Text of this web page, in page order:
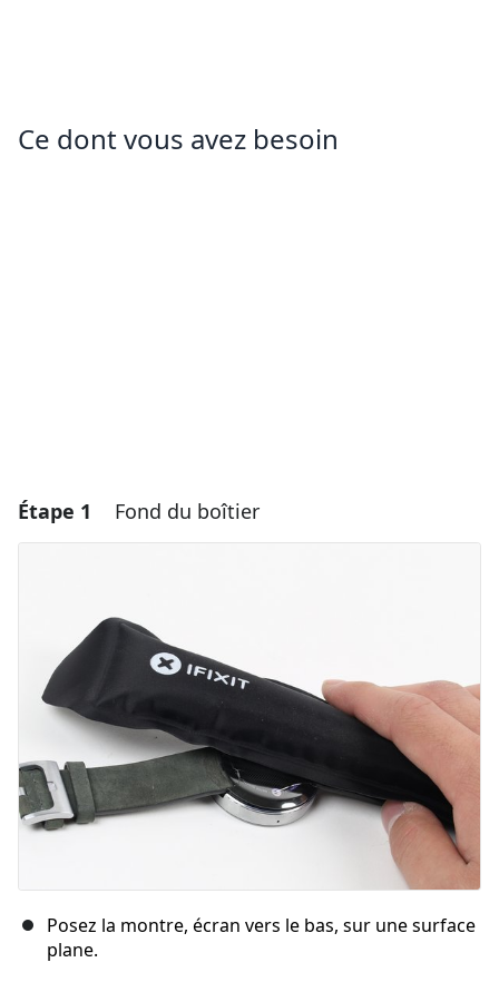
Ce dont vous avez besoin
Étape 1 Fond du boîtier
Posez la montre, écran vers le bas, sur une surface
plane.